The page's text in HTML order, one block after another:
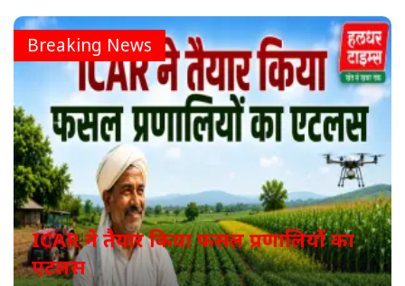
Breaking News
ICAR ने तैयार किया फसल प्रणालियों का
एटलस